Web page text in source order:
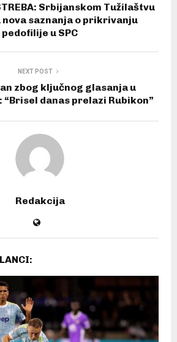
Srbijanskom Tužilaštvu
saznanja o prikrivanju
pedofilije u SPC
NEXT POST
zbog ključnog glasanja u
danas prelazi Rubikon”
Redakcija